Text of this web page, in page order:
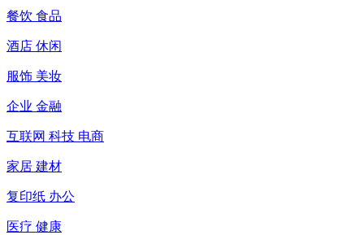
餐饮 食品
酒店 休闲
服饰 美妆
企业 金融
互联网 科技 电商
家居 建材
复印纸 办公
医疗 健康